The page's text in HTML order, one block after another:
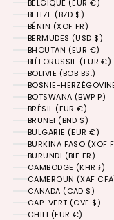
BELGIQUE (EUR €)
BELIZE (BZD $)
BÉNIN (XOF FR)
BERMUDES (USD $)
BHOUTAN (EUR €)
BIÉLORUSSIE (EUR €)
BOLIVIE (BOB BS.)
BOSNIE-
BOTSWANA (BWP P)
BRÉSIL (EUR €)
BRUNEI (BND $)
BULGARIE (EUR €)
BURKINA FASO (XOF
BURUNDI (BIF FR)
CAMBODGE (KHR ៛)
CAMEROUN (XAF
CANADA (CAD $)
CAP-VERT (CVE $)
CHILI (EUR €)